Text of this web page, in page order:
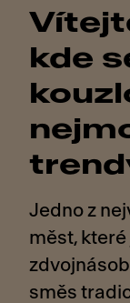
kde
Jedno z
měst,
směs